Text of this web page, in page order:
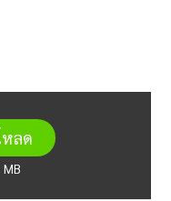
หลด